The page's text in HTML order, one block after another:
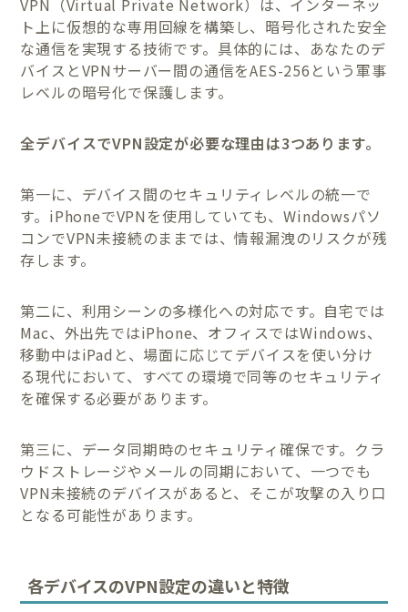
ト上に仮想的な専用回線を構築し、暗号化された安全
な通信を実現する技術です。具体的には、あなたのデ
バイスとVPNサーバー間の通信をAES-256という軍事
レベルの暗号化で保護します。
全デバイスでVPN設定が必要な理由は3つあります。
第一に、デバイス間のセキュリティレベルの統一で
す。iPhoneでVPNを使用していても、Windowsパソ
コンでVPN未接続のままでは、情報漏洩のリスクが残
存します。
第二に、利用シーンの多様化への対応です。自宅では
Mac、外出先ではiPhone、オフィスではWindows、
移動中はiPadと、場面に応じてデバイスを使い分け
る現代において、すべての環境で同等のセキュリティ
を確保する必要があります。
第三に、データ同期時のセキュリティ確保です。クラ
ウドストレージやメールの同期において、一つでも
VPN未接続のデバイスがあると、そこが攻撃の入り口
となる可能性があります。
各デバイスのVPN設定の違いと特徴